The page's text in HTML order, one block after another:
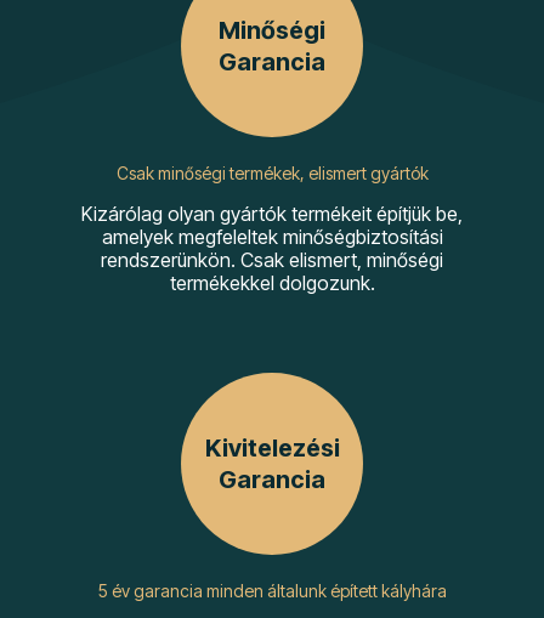
Minőségi
Garancia
Csak minőségi termékek, elismert gyártók
Kizárólag olyan gyártók termékeit építjük be,
amelyek megfeleltek minőségbiztosítási
rendszerünkön. Csak elismert, minőségi
termékekkel dolgozunk.
Kivitelezési
Garancia
5 év garancia minden általunk épített kályhára